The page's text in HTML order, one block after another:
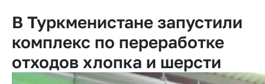
В Туркменистане запустили
комплекс по переработке
отходов хлопка и шерсти